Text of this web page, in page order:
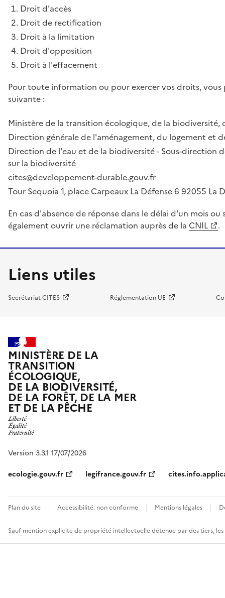
Droit d'accès
Droit de rectification
Droit à la limitation
Droit d'opposition
Droit à l'effacement
Pour toute information ou pour exercer vos droits,
suivante :
Ministère de la transition écologique, de la biodiversité,
Direction générale de l'aménagement, du logement et
Direction de l'eau et de la biodiversité - Sous-direction
sur la biodiversité
cites@developpement-durable.gouv.fr
Tour Sequoia 1, place Carpeaux La Défense 6 92055 La
En cas d'absence de réponse dans le délai d'un mois
également ouvrir une réclamation auprès de la CNIL .
Liens utiles
Secrétariat CITES Réglementation UE
MINISTÈRE DE LA
TRANSITION
ÉCOLOGIQUE,
DE LA BIODIVERSITÉ,
DE LA FORÊT, DE LA MER
ET DE LA PÊCHE
Version 3.3.1 17/07/2026
ecologie.gouv.fr
legifrance.gouv.fr
Plan du site Accessibilité: non conforme Mentions légales
Sauf mention explicite de propriété intellectuelle détenue par des tiers,